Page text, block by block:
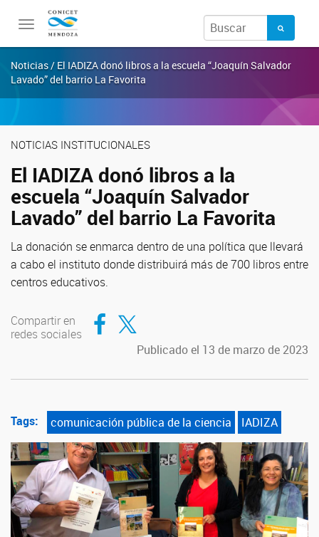
Toggle
navigation
Noticias / El IADIZA donó libros a la escuela “Joaquín Salvador
Lavado” del barrio La Favorita
NOTICIAS INSTITUCIONALES
El IADIZA donó libros a la
escuela “Joaquín Salvador
Lavado” del barrio La Favorita
La donación se enmarca dentro de una política que llevará
a cabo el instituto donde distribuirá más de 700 libros entre
centros educativos.
Compartir en
redes sociales
Compartir en Facebook
Compartir en Twitter
Publicado el 13 de marzo de 2023
Tags: comunicación pública de la ciencia IADIZA